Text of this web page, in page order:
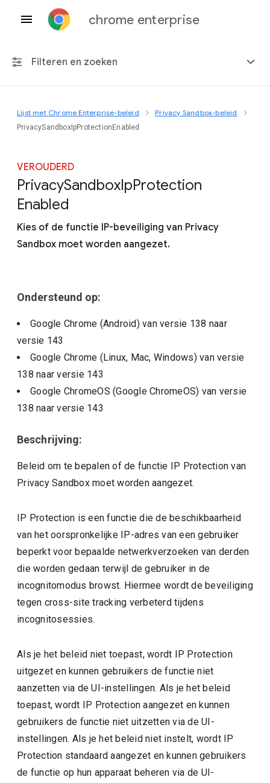
chrome enterprise
Filteren en zoeken
Elk platform
Inclusief beëindigd beleid
Lijst met Chrome Enterprise-beleid Privacy Sandbox-beleid
PrivacySandboxIpProtectionEnabled
VEROUDERD
PrivacySandboxIpProtection
Enabled
Kies of de functie IP-beveiliging van Privacy
Sandbox moet worden aangezet.
Ondersteund op:
Google Chrome (Android)van versie 138 naar
versie 143
Google Chrome (Linux, Mac, Windows)van versie
138naar versie 143
Google ChromeOS (Google ChromeOS) van versie
138naar versie 143
Beschrijving:
Beleid om te bepalen of de functie IP Protection van
Privacy Sandbox moet worden aangezet.
IP Protection is een functie die de beschikbaarheid
van het oorspronkelijke IP-adres van een gebruiker
beperkt voor bepaalde netwerkverzoeken van derden
die worden gedaan terwijl de gebruiker in de
incognitomodus browst. Hiermee wordt de beveiliging
tegen cross-site tracking verbeterd tijdens
incognitosessies.
Als je het beleid niet toepast, wordt IP Protection
uitgezet en kunnen gebruikers de functie niet
aanzetten via de UI-instellingen. Als je het beleid
toepast, wordt IP Protection aangezet en kunnen
gebruikers de functie niet uitzetten via de UI-
instellingen. Als je het beleid niet instelt, wordt IP
Protection standaard aangezet en kunnen gebruikers
de functie op hun apparaat beheren via de UI-